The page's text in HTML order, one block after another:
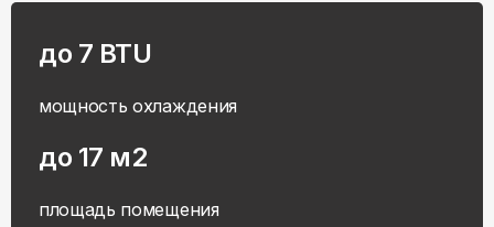
до 7 BTU
мощность охлаждения
до 17 м2
площадь помещения